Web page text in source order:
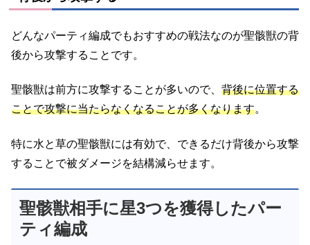
どんなパーティ編成でもおすすめの戦法なのが聖骸獣の背
後から攻撃することです。
聖骸獣は前方に攻撃することが多いので、 背後に位置する
ことで攻撃に当たらなくなることが多くなります。
特に水と草の聖骸獣には有効で、できるだけ背後から攻撃
することで被ダメージを結構減らせます。
聖骸獣相手に星3つを獲得したパー
ティ編成